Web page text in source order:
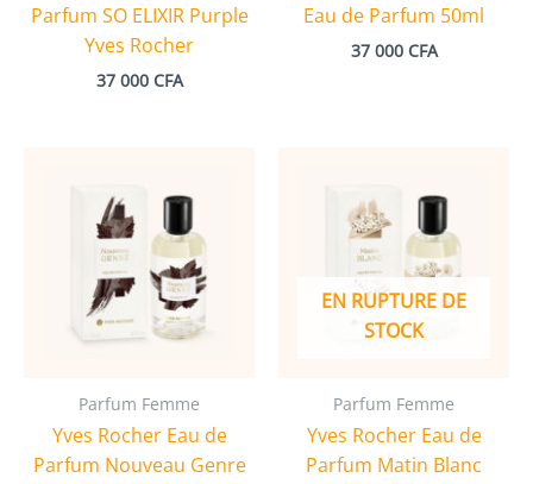
Parfum SO ELIXIR Purple
Yves Rocher
37 000 CFA
Eau de Parfum 50ml
37 000 CFA
Parfum Femme
Yves Rocher Eau de
Parfum Nouveau Genre
EN RUPTURE DE
STOCK
Parfum Femme
Yves Rocher Eau de
Parfum Matin Blanc